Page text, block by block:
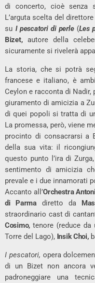
di concerto, cioè senza
L’arguta scelta del
su I pescatori di perle (Les
Bizet, autore della
sicuramente si rivelerà
La storia, che si potrà
francese e italiano, è
Ceylon e racconta di
giuramento di amicizia a
di quei popoli si tratta di
La promessa, però, viene
procinto di consacrarsi a
della sua vita: il
questo punto l’ira di
sentimento di amicizia
prevale e i due innamorati
Accanto all’Orchestra
di Parmadiretto da
straordinario cast di
Cosimo,tenore (reduce
Torre del Lago), Insik Choi,
I pescatori, opera
di un Bizet non ancora
padroneggiare una